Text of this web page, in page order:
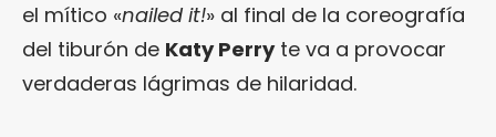
el mítico «nailed it!» al final de la coreografía
del tiburón de Katy Perryte va a provocar
verdaderas lágrimas de hilaridad.